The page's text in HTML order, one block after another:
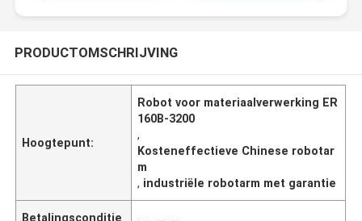
PRODUCTOMSCHRIJVING
Hoogtepunt:
Robot voor materiaalverwerking ER
160B-3200
,
Kosteneffectieve Chinese robotar
m
, industriële robotarm met garantie
Betalingsconditie